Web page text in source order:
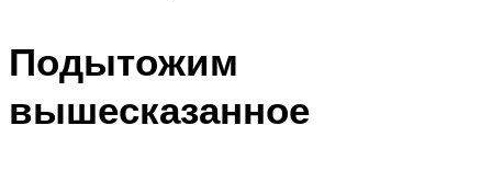
Подытожим
вышесказанное